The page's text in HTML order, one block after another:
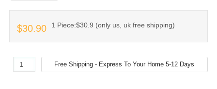
$30.90 1 Piece:$30.9 (only us, uk free shipping)